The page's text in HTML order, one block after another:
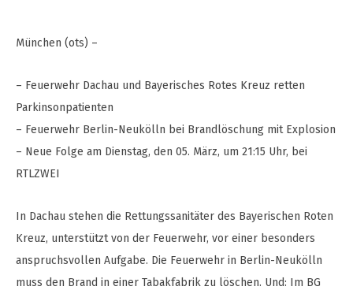
München (ots) –
– Feuerwehr Dachau und Bayerisches Rotes Kreuz retten
Parkinsonpatienten
– Feuerwehr Berlin-Neukölln bei Brandlöschung mit Explosion
– Neue Folge am Dienstag, den 05. März, um 21:15 Uhr, bei
RTLZWEI
In Dachau stehen die Rettungssanitäter des Bayerischen Roten
Kreuz, unterstützt von der Feuerwehr, vor einer besonders
anspruchsvollen Aufgabe. Die Feuerwehr in Berlin-Neukölln
muss den Brand in einer Tabakfabrik zu löschen. Und: Im BG